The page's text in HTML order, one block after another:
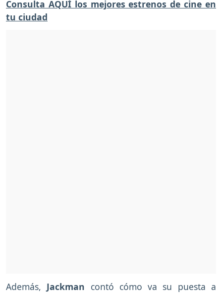
Consulta AQUÍ los mejores estrenos de cine en
tu ciudad
Además, Jackman contó cómo va su puesta a